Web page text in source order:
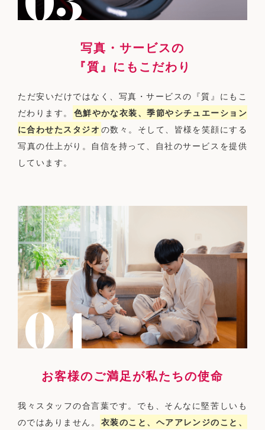
写真・サービスの
『質』にもこだわり
ただ安いだけではなく、写真・サービスの『質』にもこ
だわります。
色鮮やかな衣装、季節やシチュエーション
に合わせたスタジオ の数々。そして、皆様を笑顔にする
写真の仕上がり。自信を持って、自社のサービスを提供
しています。
お客様のご満足が私たちの使命
我々スタッフの合言葉です。でも、そんなに堅苦しいも
のではありません。
衣装のこと、ヘアアレンジのこと、